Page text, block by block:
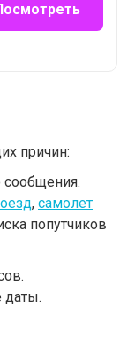
причин:
сообщения.
, самолет
попутчиков
даты.